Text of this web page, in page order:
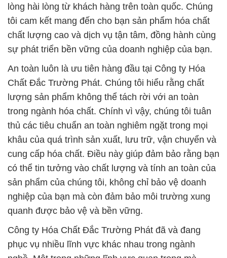
lòng hài lòng từ khách hàng trên toàn quốc. Chúng
tôi cam kết mang đến cho bạn sản phẩm hóa chất
chất lượng cao và dịch vụ tận tâm, đồng hành cùng
sự phát triển bền vững của doanh nghiệp của bạn.
An toàn luôn là ưu tiên hàng đầu tại Công ty Hóa
Chất Đắc Trường Phát. Chúng tôi hiểu rằng chất
lượng sản phẩm không thể tách rời với an toàn
trong ngành hóa chất. Chính vì vậy, chúng tôi tuân
thủ các tiêu chuẩn an toàn nghiêm ngặt trong mọi
khâu của quá trình sản xuất, lưu trữ, vận chuyển và
cung cấp hóa chất. Điều này giúp đảm bảo rằng bạn
có thể tin tưởng vào chất lượng và tính an toàn của
sản phẩm của chúng tôi, không chỉ bảo vệ doanh
nghiệp của bạn mà còn đảm bảo môi trường xung
quanh được bảo vệ và bền vững.
Công ty Hóa Chất Đắc Trường Phát đã và đang
phục vụ nhiều lĩnh vực khác nhau trong ngành